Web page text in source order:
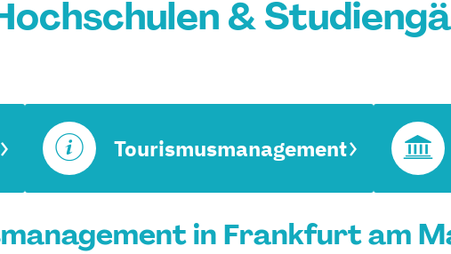
&
Tourismusmanagement
in Frankfurt am